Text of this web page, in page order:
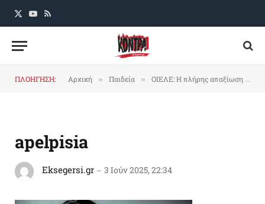
X
YouTube
RSS
ΠΛΟΗΓΗΣΗ: Αρχική » Παιδεία » ΟΙΕΛΕ: Η πλήρης απαξίωση του εκπαιδευτικού επαγγέλματος
apelpisia
Eksegersi.gr 3 Ιούν 2025, 22:34